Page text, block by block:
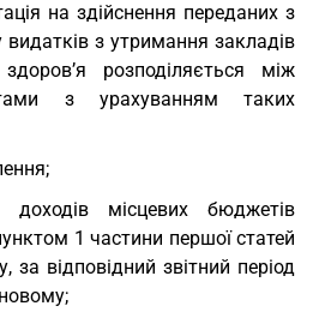
на здійснення переданих з
з утримання закладів
розподіляється між
з урахуванням таких
місцевих бюджетів
1 частини першої статей
за відповідний звітний період